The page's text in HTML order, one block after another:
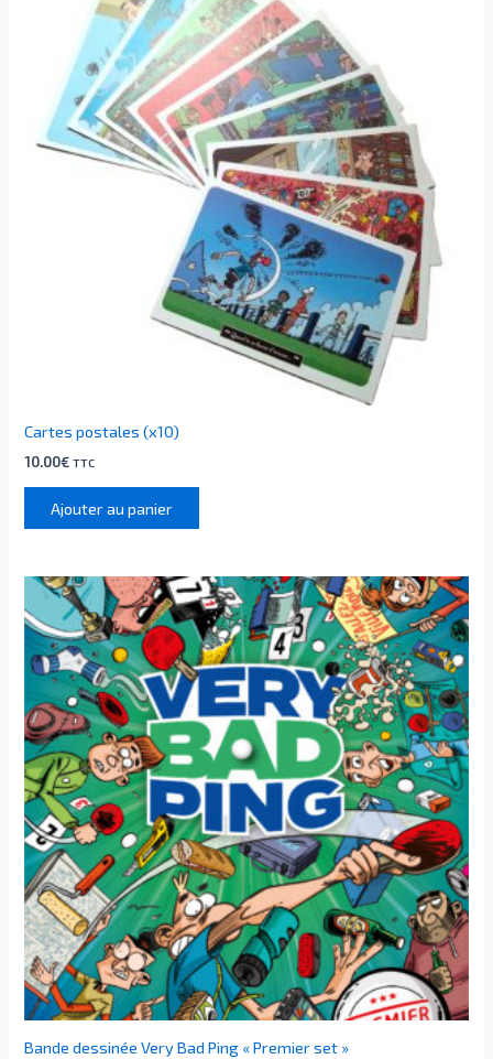
Cartes postales (x10)
10.00€ TTC
Ajouter au panier
Bande dessinée Very Bad Ping « Premier set »